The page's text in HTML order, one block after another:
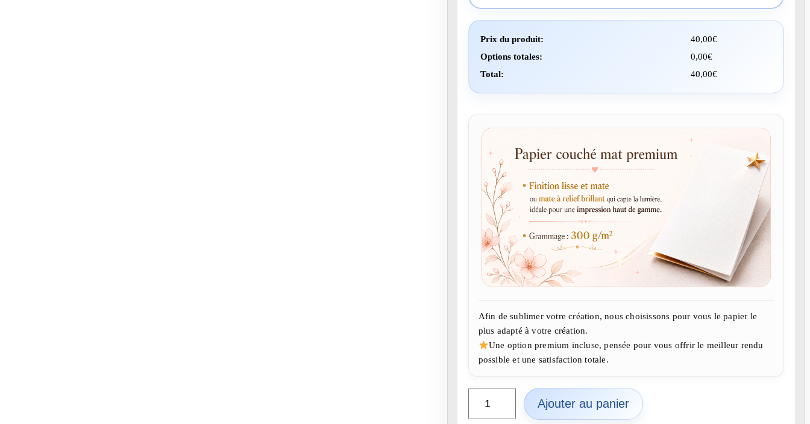
Prix du produit: 40,00€
Options totales:
0,00€
Total:
40,00€
Afin de sublimer votre création, nous choisissons pour vous le papier le
plus adapté à votre création.
Une option premium incluse, pensée pour vous offrir le meilleur rendu
possible et une satisfaction totale.
a
Ajouter au panier